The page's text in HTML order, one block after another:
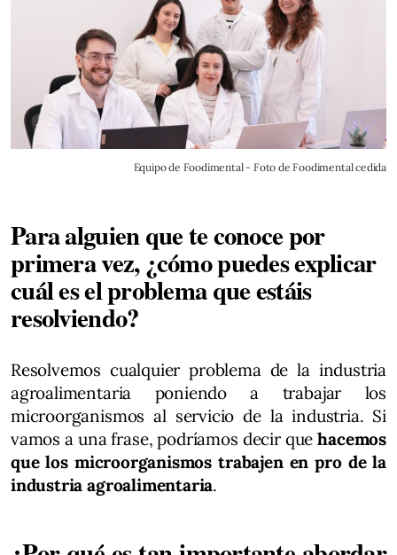
Equipo de Foodimental - Foto de Foodimental cedida
Para alguien que te conoce por
primera vez, ¿cómo puedes explicar
cuál es el problema que estáis
resolviendo?
Resolvemos cualquier problema de la industria
agroalimentaria poniendo a trabajar los
microorganismos al servicio de la industria. Si
vamos a una frase, podríamos decir quehacemos
que los microorganismos trabajen en pro de la
industria agroalimentaria.